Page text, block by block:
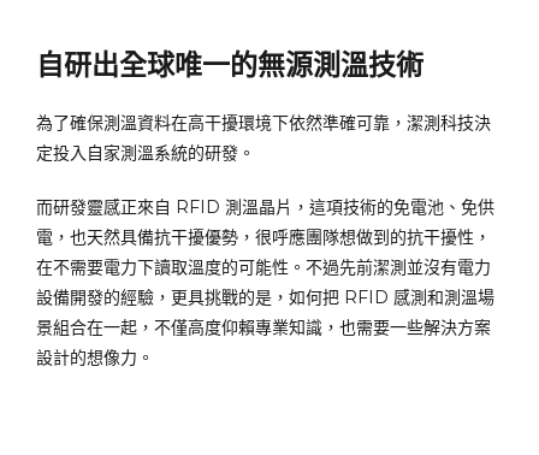
自研出全球唯一的無源測溫技術
為了確保測溫資料在高干擾環境下依然準確可靠，潔測科技決
定投入自家測溫系統的研發。
而研發靈感正來自 RFID 測溫晶片，這項技術的免電池、免供
電，也天然具備抗干擾優勢，很呼應團隊想做到的抗干擾性，
在不需要電力下讀取溫度的可能性。不過先前潔測並沒有電力
設備開發的經驗，更具挑戰的是，如何把 RFID 感測和測溫場
景組合在一起，不僅高度仰賴專業知識，也需要一些解決方案
設計的想像力。